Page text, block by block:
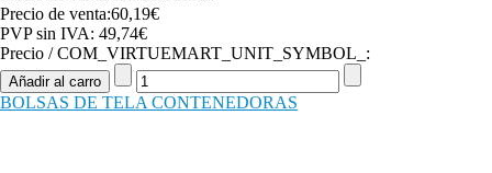
Precio de venta:60,19€
PVP sin IVA: 49,74€
Precio / COM_VIRTUEMART_UNIT_SYMBOL_:
BOLSAS DE TELA CONTENEDORAS